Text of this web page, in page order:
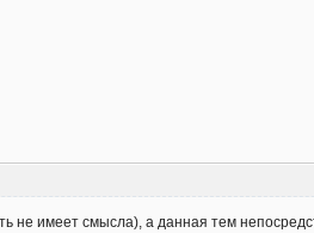
не имеет смысла), а данная тем